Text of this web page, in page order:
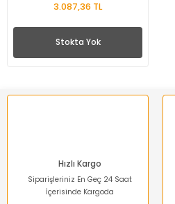
3.087,36 TL
Stokta Yok
Hızlı Kargo
Siparişleriniz En Geç 24 Saat
İçerisinde Kargoda